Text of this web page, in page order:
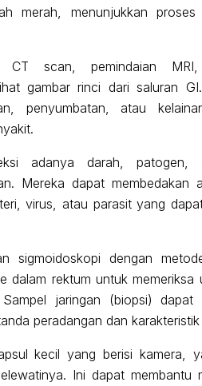
merah, menunjukkan proses
CT scan, pemindaian
gambar rinci dari saluran
penyumbatan, atau
adanya darah, patogen,
Mereka dapat membedakan
virus, atau parasit yang
sigmoidoskopi dengan
dalam rektum untuk memeriksa
jaringan (biopsi) dapat
peradangan dan karakteristik
kecil yang berisi kamera,
Ini dapat membantu